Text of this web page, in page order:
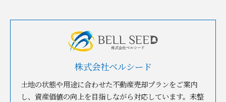
株式会社ベルシード
土地の状態や用途に合わせた不動産売却プランをご案内
し、資産価値の向上を目指しながら対応しています。未整